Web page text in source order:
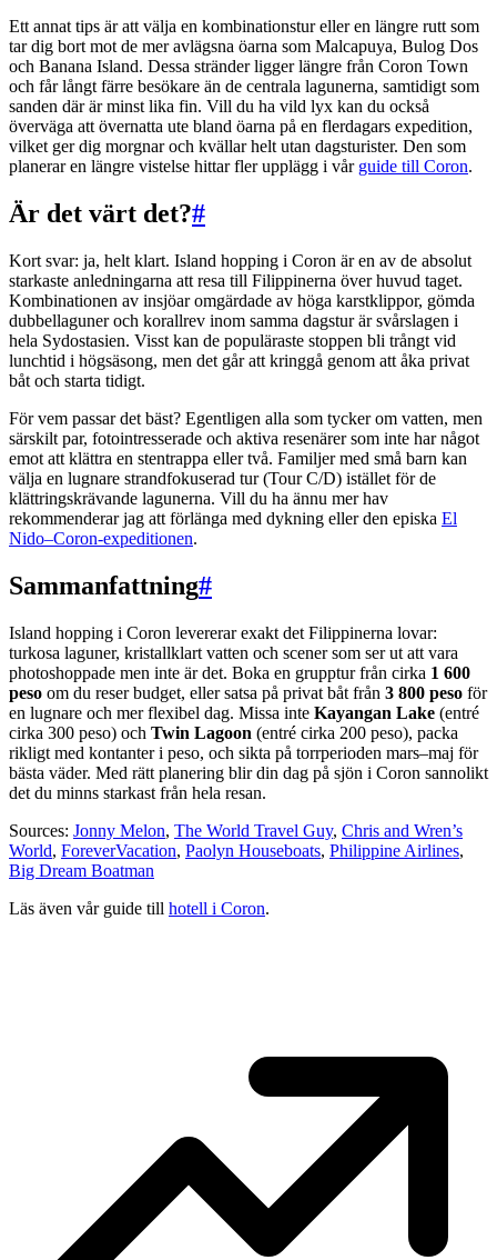
Ett annat tips är att välja en kombinationstur eller en längre rutt som
tar dig bort mot de mer avlägsna öarna som Malcapuya, Bulog Dos
och Banana Island. Dessa stränder ligger längre från Coron Town
och får långt färre besökare än de centrala lagunerna, samtidigt som
sanden där är minst lika fin. Vill du ha vild lyx kan du också
överväga att övernatta ute bland öarna på en flerdagars expedition,
vilket ger dig morgnar och kvällar helt utan dagsturister. Den som
planerar en längre vistelse hittar fler upplägg i vår guide till Coron.
Är det värt det?#
Kort svar: ja, helt klart. Island hopping i Coron är en av de absolut
starkaste anledningarna att resa till Filippinerna över huvud taget.
Kombinationen av insjöar omgärdade av höga karstklippor, gömda
dubbellaguner och korallrev inom samma dagstur är svårslagen i
hela Sydostasien. Visst kan de populäraste stoppen bli trångt vid
lunchtid i högsäsong, men det går att kringgå genom att åka privat
båt och starta tidigt.
För vem passar det bäst? Egentligen alla som tycker om vatten, men
särskilt par, fotointresserade och aktiva resenärer som inte har något
emot att klättra en stentrappa eller två. Familjer med små barn kan
välja en lugnare strandfokuserad tur (Tour C/D) istället för de
klättringskrävande lagunerna. Vill du ha ännu mer hav
rekommenderar jag att förlänga med dykning eller den episka El
Nido–Coron-expeditionen.
Sammanfattning#
Island hopping i Coron levererar exakt det Filippinerna lovar:
turkosa laguner, kristallklart vatten och scener som ser ut att vara
photoshoppade men inte är det. Boka en grupptur från cirka 1 600
peso om du reser budget, eller satsa på privat båt från 3 800 peso för
en lugnare och mer flexibel dag. Missa inte Kayangan Lake (entré
cirka 300 peso) och Twin Lagoon (entré cirka 200 peso), packa
rikligt med kontanter i peso, och sikta på torrperioden mars–maj för
bästa väder. Med rätt planering blir din dag på sjön i Coron sannolikt
det du minns starkast från hela resan.
Sources: Jonny Melon, The World Travel Guy, Chris and Wren’s
World, ForeverVacation, Paolyn Houseboats, Philippine Airlines,
Big Dream Boatman
Läs även vår guide till hotell i Coron.